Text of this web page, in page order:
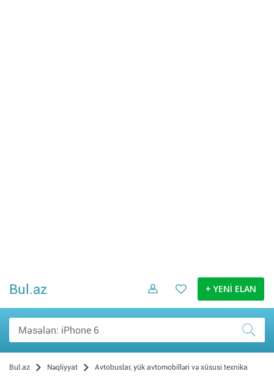
Bul.az + YENİ ELAN
Bul.az Nəqliyyat Avtobuslar, yük avtomobilləri və xüsusi texnika